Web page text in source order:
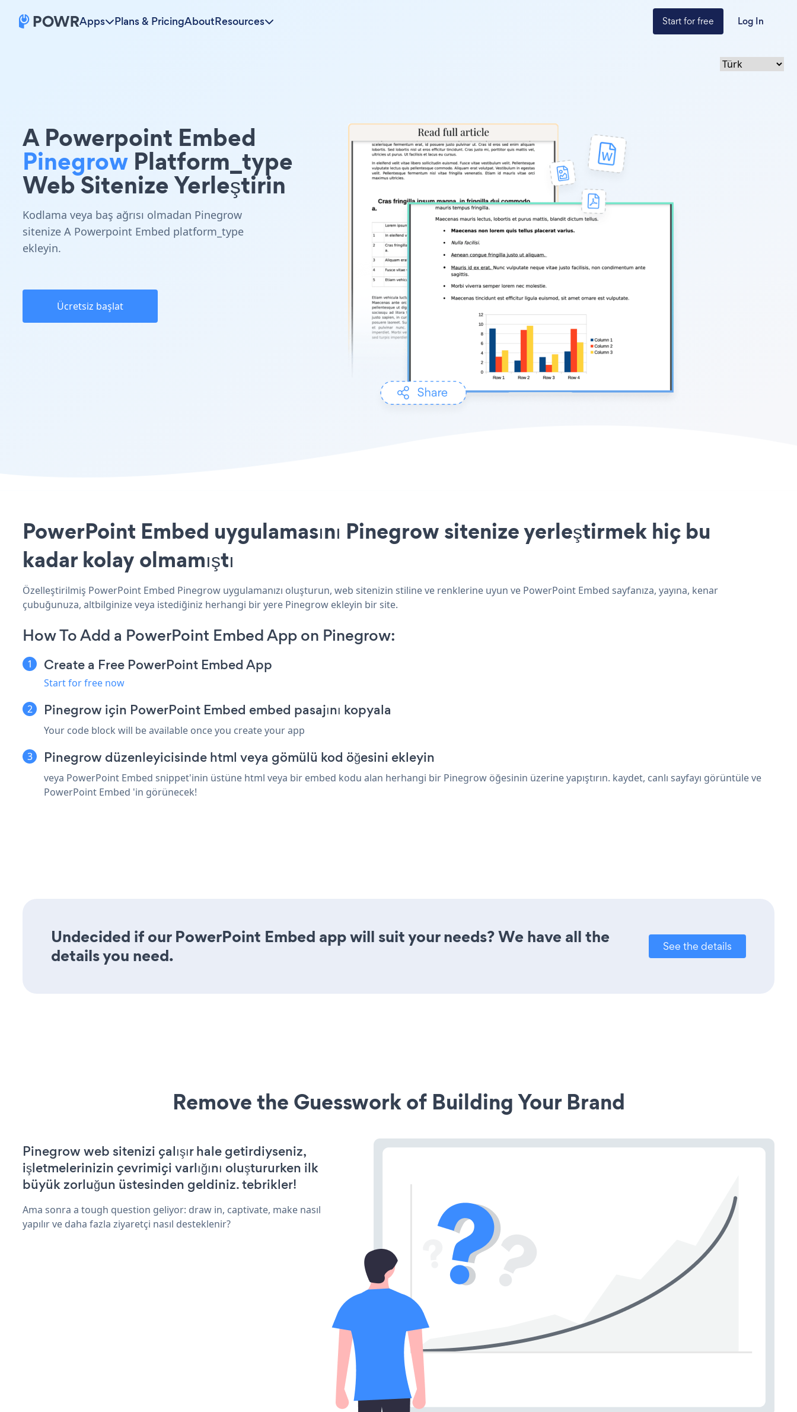
Apps Plans & PricingAboutResources Start for free Log In
A Powerpoint Embed
Pinegrow Platform_type
Web Sitenize Yerleştirin
Kodlama veya baş ağrısı olmadan Pinegrow
sitenize A Powerpoint Embed platform_type
ekleyin.
Ücretsiz başlat
PowerPoint Embed uygulamasını Pinegrow sitenize yerleştirmek hiç bu
kadar kolay olmamıştı
Özelleştirilmiş PowerPoint Embed Pinegrow uygulamanızı oluşturun, web sitenizin stiline ve renklerine uyun ve PowerPoint Embed sayfanıza, yayına, kenar
çubuğunuza, altbilginize veya istediğiniz herhangi bir yere Pinegrow ekleyin bir site.
How To Add a PowerPoint Embed App on Pinegrow:
Create a Free PowerPoint Embed App
Start for free now
Pinegrow için PowerPoint Embed embed pasajını kopyala
Your code block will be available once you create your app
Pinegrow düzenleyicisinde html veya gömülü kod öğesini ekleyin
veya PowerPoint Embed snippet'inin üstüne html veya bir embed kodu alan herhangi bir Pinegrow öğesinin üzerine yapıştırın. kaydet, canlı sayfayı görüntüle ve
PowerPoint Embed 'in görünecek!
Undecided if our PowerPoint Embed app will suit your needs? We have all the
details you need.
See the details
Remove the Guesswork of Building Your Brand
Pinegrow web sitenizi çalışır hale getirdiyseniz,
işletmelerinizin çevrimiçi varlığını oluştururken ilk
büyük zorluğun üstesinden geldiniz. tebrikler!
Ama sonra a tough question geliyor: draw in, captivate, make nasıl
yapılır ve daha fazla ziyaretçi nasıl desteklenir?